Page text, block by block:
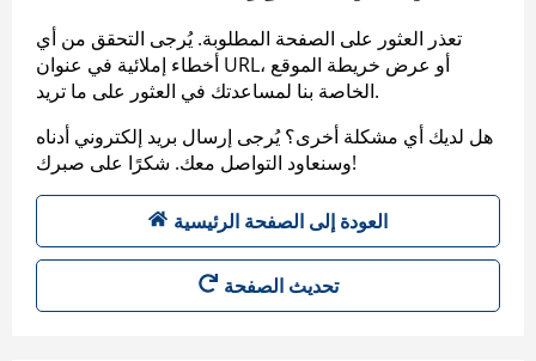
تعذر العثور على الصفحة المطلوبة. يُرجى التحقق من أي
أخطاء إملائية في عنوان URL، أو عرض خريطة الموقع
الخاصة بنا لمساعدتك في العثور على ما تريد.
هل لديك أي مشكلة أخرى؟ يُرجى إرسال بريد إلكتروني أدناه
وسنعاود التواصل معك. شكرًا على صبرك!
العودة إلى الصفحة الرئيسية
تحديث الصفحة